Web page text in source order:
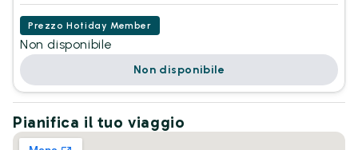
Prezzo Hotiday Member
Non disponibile
Non disponibile
Pianifica il tuo viaggio